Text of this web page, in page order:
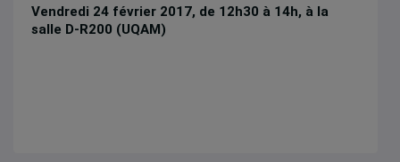
Vendredi 24 février 2017, de 12h30 à 14h, à la
salle D-R200 (UQAM)